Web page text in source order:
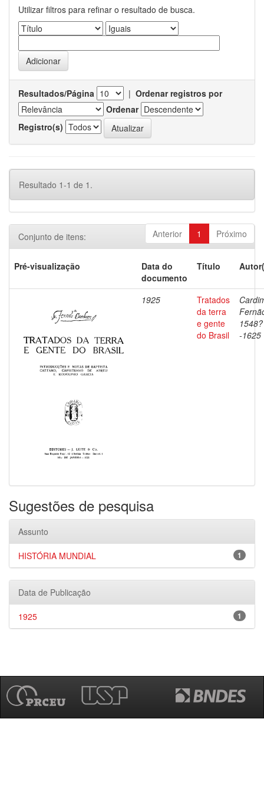
Utilizar filtros para refinar o resultado de busca.
Resultados/Página | Ordenar registros por
Ordenar
Registro(s)
Resultado 1-1 de 1.
Anterior 1 Próximo
Conjunto de itens:
Pré-visualização
Data do
documento
Título
1925
Tratados
da terra
e gente
do Brasil
1548?
-1625
Sugestões de pesquisa
Assunto
1
HISTÓRIA MUNDIAL
Data de Publicação
1
1925